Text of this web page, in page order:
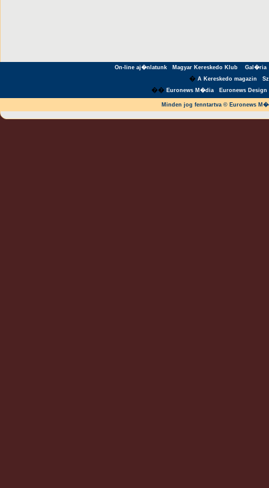
On-line aj�nlatunk Magyar Kereskedo Klub Gal�ria
� A Kereskedo magazin
�� Euronews M�dia Euronews Design
Minden jog fenntartva © Euronews